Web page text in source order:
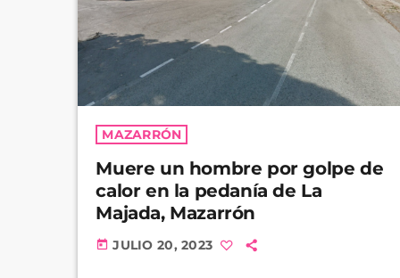
MAZARRÓN
Muere un hombre por golpe de
calor en la pedanía de La
Majada, Mazarrón
today JULIO 20, 2023